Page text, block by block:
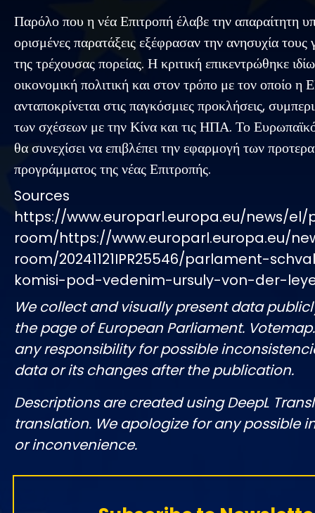
Παρόλο που η νέα Επιτροπή έλαβε την απαραίτητη
ορισμένες παρατάξεις εξέφρασαν την ανησυχία τους
της τρέχουσας πορείας. Η κριτική επικεντρώθηκε
οικονομική πολιτική και στον τρόπο με τον οποίο η
ανταποκρίνεται στις παγκόσμιες προκλήσεις,
των σχέσεων με την Κίνα και τις ΗΠΑ. Το
θα συνεχίσει να επιβλέπει την εφαρμογή των
προγράμματος της νέας Επιτροπής.
Sources
https://www.europarl.europa.eu/news/el/
room/https://www.europarl.europa.eu/
room/20241121IPR25546/parlament-
komisi-pod-vedenim-ursuly-von-der-
We collect and visually present data
the page of European Parliament.
any responsibility for possible
data or its changes after the publication.
Descriptions are created using DeepL
translation. We apologize for any possible
or inconvenience.